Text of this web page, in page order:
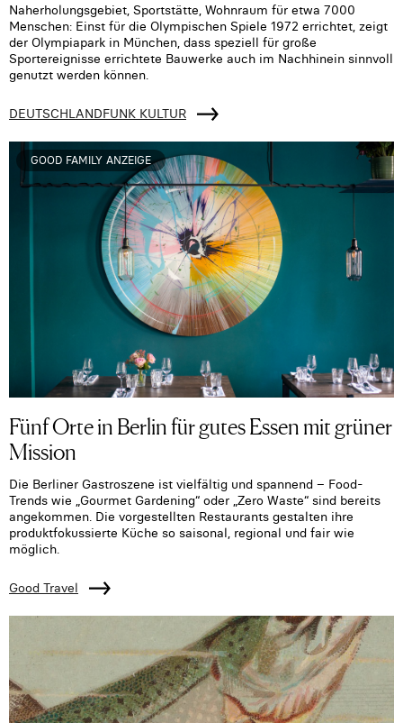
Naherholungsgebiet, Sportstätte, Wohnraum für etwa 7000
Menschen: Einst für die Olympischen Spiele 1972 errichtet, zeigt
der Olympiapark in München, dass speziell für große
Sportereignisse errichtete Bauwerke auch im Nachhinein sinnvoll
genutzt werden können.
DEUTSCHLANDFUNK KULTUR
GOOD FAMILY ANZEIGE
Fünf Orte in Berlin für gutes Essen mit grüner
Mission
Die Berliner Gastroszene ist vielfältig und spannend – Food-
Trends wie „Gourmet Gardening“ oder „Zero Waste“ sind bereits
angekommen. Die vorgestellten Restaurants gestalten ihre
produktfokussierte Küche so saisonal, regional und fair wie
möglich.
Good Travel